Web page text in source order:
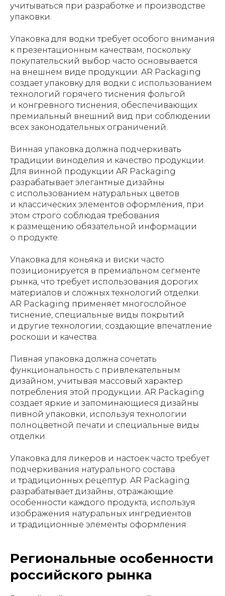
учитываться при разработке и производстве
упаковки.
Упаковка для водки требует особого внимания
к презентационным качествам, поскольку
покупательский выбор часто основывается
на внешнем виде продукции. AR Packaging
создает упаковку для водки с использованием
технологий горячего тиснения фольгой
и конгревного тиснения, обеспечивающих
премиальный внешний вид при соблюдении
всех законодательных ограничений.
Винная упаковка должна подчеркивать
традиции виноделия и качество продукции.
Для винной продукции AR Packaging
разрабатывает элегантные дизайны
с использованием натуральных цветов
и классических элементов оформления, при
этом строго соблюдая требования
к размещению обязательной информации
о продукте.
Упаковка для коньяка и виски часто
позиционируется в премиальном сегменте
рынка, что требует использования дорогих
материалов и сложных технологий отделки.
AR Packaging применяет многослойное
тиснение, специальные виды покрытий
и другие технологии, создающие впечатление
роскоши и качества.
Пивная упаковка должна сочетать
функциональность с привлекательным
дизайном, учитывая массовый характер
потребления этой продукции. AR Packaging
создает яркие и запоминающиеся дизайны
пивной упаковки, используя технологии
полноцветной печати и специальные виды
отделки.
Упаковка для ликеров и настоек часто требует
подчеркивания натурального состава
и традиционных рецептур. AR Packaging
разрабатывает дизайны, отражающие
особенности каждого продукта, используя
изображения натуральных ингредиентов
и традиционные элементы оформления.
Региональные особенности
российского рынка